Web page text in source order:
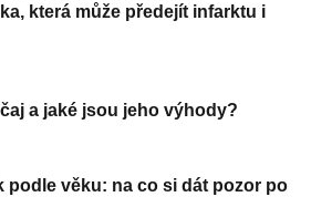
která může předejít infarktu i
a jaké jsou jeho výhody?
podle věku: na co si dát pozor po